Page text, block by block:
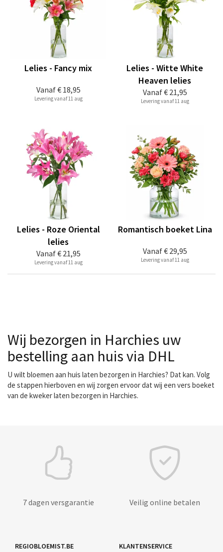
Vanaf€ 18,95
Lelies - Fancy mix
Levering vanaf 11 aug
Vanaf€ 21,95
Lelies - Witte White
Heaven lelies
Levering vanaf 11 aug
Vanaf€ 21,95
Lelies - Roze Oriental
lelies
Levering vanaf 11 aug
Vanaf€ 29,95
Romantisch boeket Lina
Levering vanaf 11 aug
Wij bezorgen in Harchies uw
bestelling aan huis via DHL
U wilt bloemen aan huis laten bezorgen in Harchies? Dat kan. Volg
de stappen hierboven en wij zorgen ervoor dat wij een vers boeket
van de kweker laten bezorgen in Harchies.
7 dagen versgarantie Veilig online betalen
REGIOBLOEMIST.BE KLANTENSERVICE